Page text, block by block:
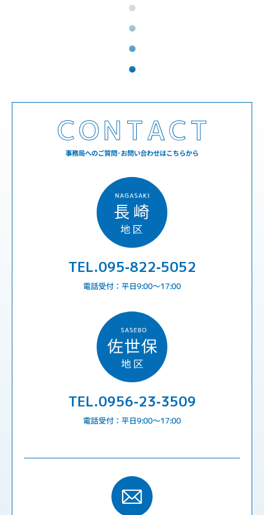
事務局へのご質問･お問い合わせはこちらから
TEL.095-822-5052
電話受付：平日9:00〜17:00
TEL.0956-23-3509
電話受付：平日9:00〜17:00